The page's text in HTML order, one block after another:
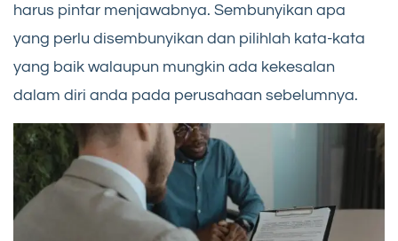
harus pintar menjawabnya. Sembunyikan apa
yang perlu disembunyikan dan pilihlah kata-kata
yang baik walaupun mungkin ada kekesalan
dalam diri anda pada perusahaan sebelumnya.